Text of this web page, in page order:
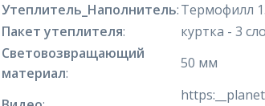
Утеплитель_Наполнитель:Термофилл
Пакет утеплителя:
куртка - 3
Световозвращающий
материал:
50 мм